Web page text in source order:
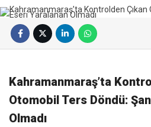
SAĞLIK
SERVISLER
KAHRAMANMARAŞ
Kahramanmaraş’ta
Otomobil Ters Döndü:
Olmadı